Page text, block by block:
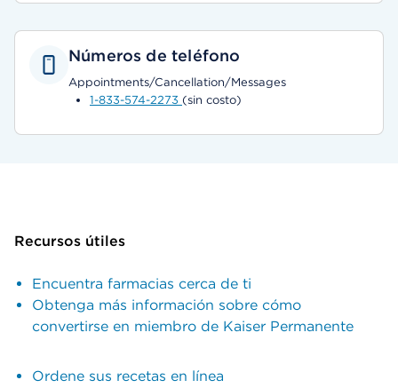
Números de teléfono
Appointments/Cancellation/Messages
1-833-574-2273 (sin costo)
Recursos útiles
Encuentra farmacias cerca de ti
Obtenga más información sobre cómo
convertirse en miembro de Kaiser Permanente
Ordene sus recetas en línea